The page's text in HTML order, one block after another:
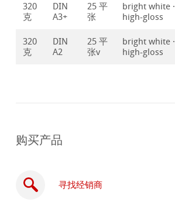
320
克
DIN
A3+
25 平
张
bright white ·
high-gloss
320
克
DIN
A2
25 平
张v
bright white ·
high-gloss
购买产品
寻找经销商